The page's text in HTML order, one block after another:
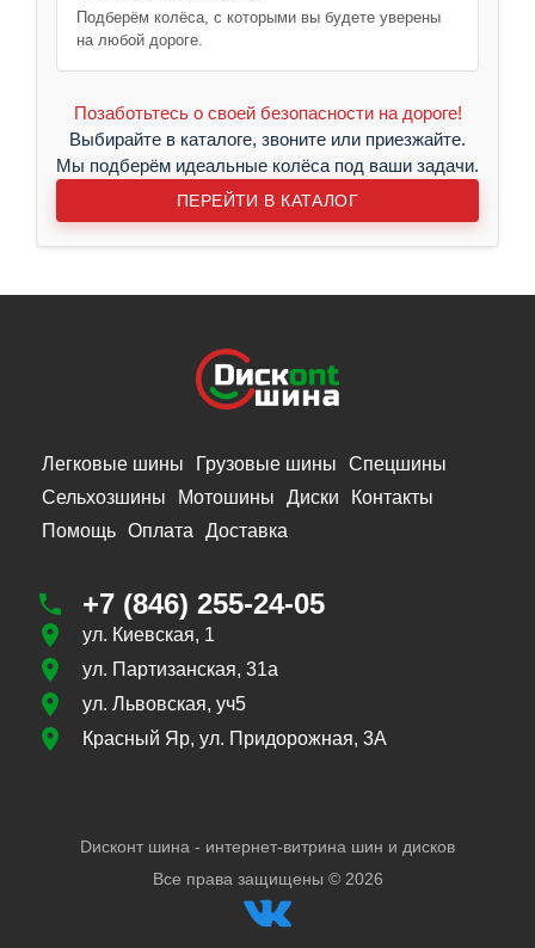
Подберём колёса, с которыми вы будете уверены
на любой дороге.
Позаботьтесь о своей безопасности на дороге!
Выбирайте в каталоге, звоните или приезжайте.
Мы подберём идеальные колёса под ваши задачи.
ПЕРЕЙТИ В КАТАЛОГ
Легковые шины Грузовые шины
Спецшины
Сельхозшины
Мотошины Диски
Контакты
Помощь Оплата Доставка
+7 (846) 255-24-05
ул. Киевская, 1
ул. Партизанская, 31а
ул. Львовская, уч5
Красный Яр, ул. Придорожная, 3А
Dисконт шина - интернет-витрина шин и дисков
Все права защищены © 2026